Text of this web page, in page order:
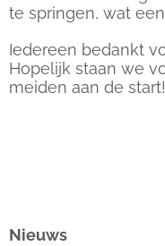
te springen, wat
Iedereen bedankt
Hopelijk staan we
meiden aan de start!
Nieuws